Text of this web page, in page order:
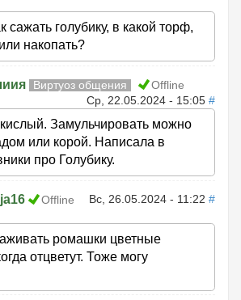
сажать голубику, в какой торф,
накопать?
Виртуоз общения
Offline
Ср, 22.05.2024 - 15:05 #
Замульчировать можно
или корой. Написала в
про Голубику.
Offline Вс, 26.05.2024 - 11:22 #
ромашки цветные
отцветут. Тоже могу